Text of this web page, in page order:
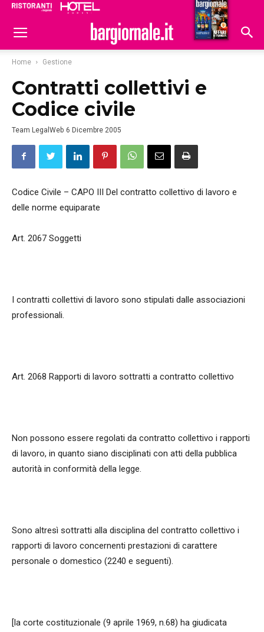
Hoteldomani
Home Gestione
Contratti collettivi e
Codice civile
Team LegalWeb 6 Dicembre 2005
Codice Civile – CAPO III Del contratto collettivo di lavoro e
delle norme equiparate
Art. 2067 Soggetti
I contratti collettivi di lavoro sono stipulati dalle associazioni
professionali.
Art. 2068 Rapporti di lavoro sottratti a contratto collettivo
Non possono essere regolati da contratto collettivo i rapporti
di lavoro, in quanto siano disciplinati con atti della pubblica
autorità in conformità della legge.
Sono altresì sottratti alla disciplina del contratto collettivo i
rapporti di lavoro concernenti prestazioni di carattere
personale o domestico (2240 e seguenti).
[la corte costituzionale (9 aprile 1969, n.68) ha giudicata